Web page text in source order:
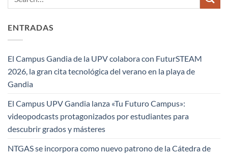
ENTRADAS
El Campus Gandia de la UPV colabora con FuturSTEAM
2026, la gran cita tecnológica del verano en la playa de
Gandia
El Campus UPV Gandia lanza «Tu Futuro Campus»:
videopodcasts protagonizados por estudiantes para
descubrir grados y másteres
NTGAS se incorpora como nuevo patrono de la Cátedra de